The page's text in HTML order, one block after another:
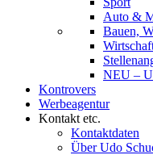
Auto &
Bauen,
NEU –
Kontrovers
Werbeagentur
Kontakt etc.
Kontaktdaten
Über Udo